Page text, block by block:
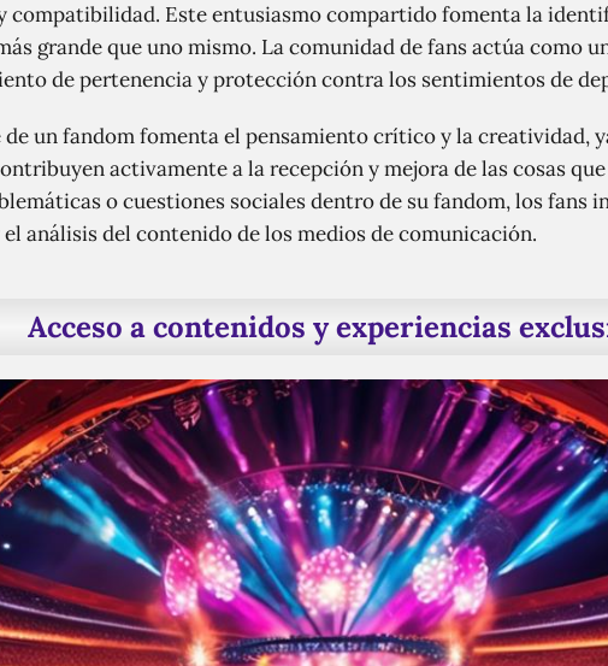
compatibilidad. Este entusiasmo compartido fomenta la
grande que uno mismo. La comunidad de fans actúa como
de pertenencia y protección contra los sentimientos de
un fandom fomenta el pensamiento crítico y la creatividad,
activamente a la recepción y mejora de las cosas
o cuestiones sociales dentro de su fandom, los fans
análisis del contenido de los medios de comunicación.
Acceso a contenidos y experiencias